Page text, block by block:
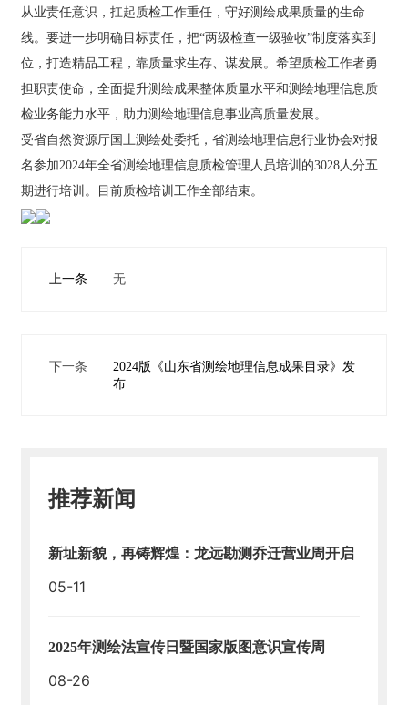
从业责任意识，扛起质检工作重任，守好测绘成果质量的生命
线。要进一步明确目标责任，把“两级检查一级验收”制度落实到
位，打造精品工程，靠质量求生存、谋发展。希望质检工作者勇
担职责使命，全面提升测绘成果整体质量水平和测绘地理信息质
检业务能力水平，助力测绘地理信息事业高质量发展。
受省自然资源厅国土测绘处委托，省测绘地理信息行业协会对报
名参加2024年全省测绘地理信息质检管理人员培训的3028人分五
期进行培训。目前质检培训工作全部结束。
上一条 无
下一条
2024版《山东省测绘地理信息成果目录》发
布
推荐新闻
新址新貌，再铸辉煌：龙远勘测乔迁营业周开启
05-11
2025年测绘法宣传日暨国家版图意识宣传周
08-26